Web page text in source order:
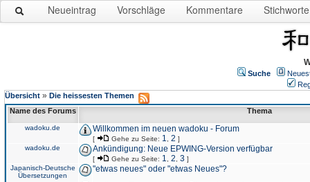
Neueintrag Vorschläge Kommentare Stichworte
Suche
Übersicht » Die heissesten Themen
Name des Forums
Thema
wadoku.de Willkommen im neuen wadoku - Forum
[ Gehe zu Seite: 1 2 ]
wadoku.de
Ankündigung: Neue EPWING-Version verfügbar
[ Gehe zu Seite: 1 2 3 ]
Japanisch-Deutsche
Übersetzungen
"etwas neues" oder "etwas Neues"?